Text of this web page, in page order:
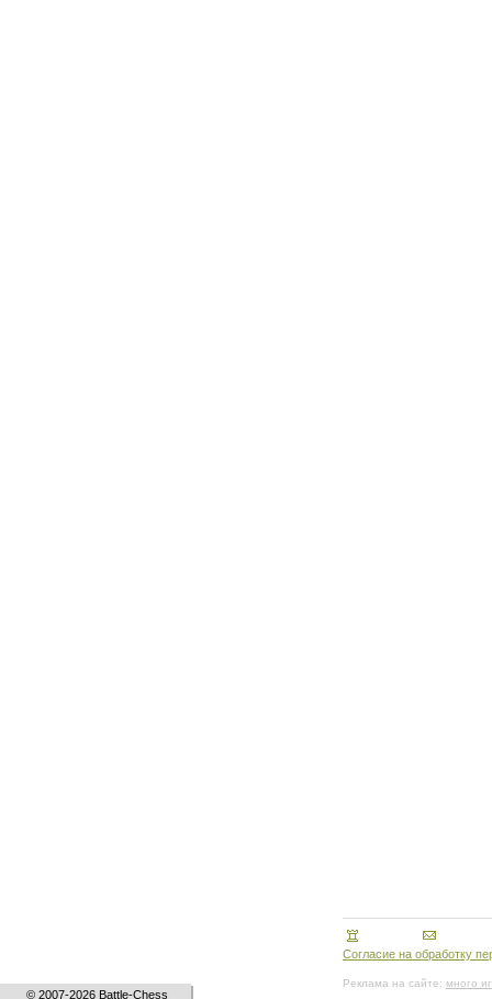
© 2007-2026 Battle-Chess
Согласие на обработку
Реклама на сайте: много